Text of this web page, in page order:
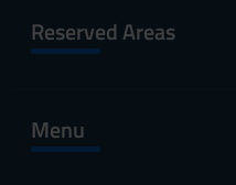
Reserved Areas
Menu